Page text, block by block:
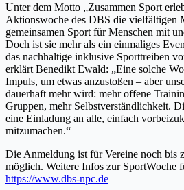
Unter dem Motto „Zusammen Sport
Aktionswoche des DBS die vielfältigen
gemeinsamen Sport für Menschen mit
Doch ist sie mehr als ein einmaliges
das nachhaltige inklusive Sporttreiben
erklärt Benedikt Ewald: „Eine solche
Impuls, um etwas anzustoßen – aber
dauerhaft mehr wird: mehr offene
Gruppen, mehr Selbstverständlichkeit.
eine Einladung an alle, einfach
mitzumachen.“
Die Anmeldung ist für Vereine noch bis
möglich. Weitere Infos zur SportWoche
https://www.dbs-npc.de